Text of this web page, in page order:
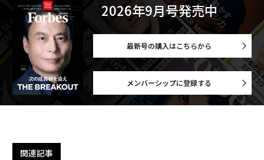
2026年9月号発売中
最新号の購入はこちらから
メンバーシップに登録する
関連記事